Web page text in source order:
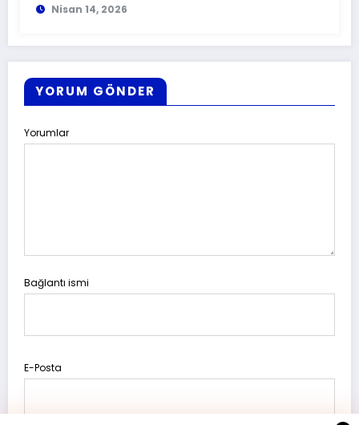
Nisan 14, 2026
YORUM GÖNDER
Yorumlar
Bağlantı ismi
E-Posta